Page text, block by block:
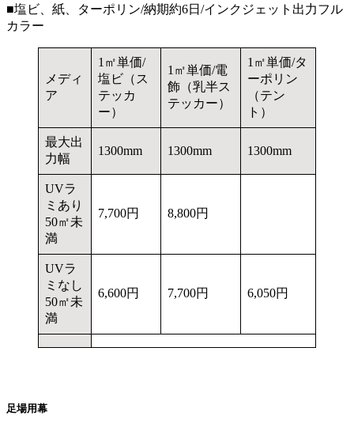
■塩ビ、紙、ターポリン/納期約6日/インクジェット出力フル
カラー
メディ
ア
1㎡単価/
塩ビ（ス
テッカ
ー）
1㎡単価/電
飾（乳半ス
テッカー）
1㎡単価/タ
ーポリン
（テン
ト）
最大出
力幅
1300mm 1300mm 1300mm
UVラ
ミあり
50㎡未
満
7,700円 8,800円
UVラ
ミなし
50㎡未
満
6,600円 7,700円 6,050円
足場用幕